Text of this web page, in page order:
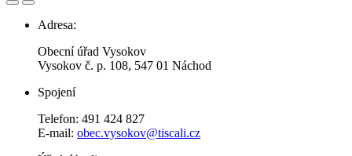
Adresa:
Obecní úřad Vysokov
Vysokov č. p. 108, 547 01 Náchod
Spojení
Telefon: 491 424 827
E-mail: obec.vysokov@tiscali.cz